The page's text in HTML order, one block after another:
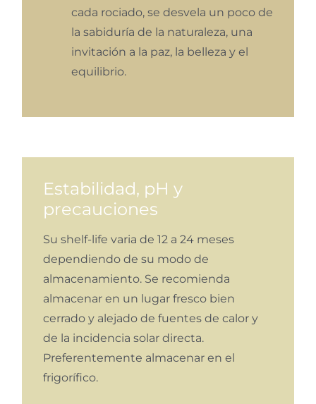
cada rociado, se desvela un poco de
la sabiduría de la naturaleza, una
invitación a la paz, la belleza y el
equilibrio.
Estabilidad, pH y
precauciones
Su shelf-life varia de 12 a 24 meses
dependiendo de su modo de
almacenamiento. Se recomienda
almacenar en un lugar fresco bien
cerrado y alejado de fuentes de calor y
de la incidencia solar directa.
Preferentemente almacenar en el
frigorífico.